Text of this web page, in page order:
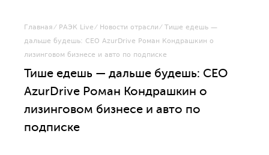
Главная РАЭК Live Новости отрасли
Тише едешь —
дальше будешь: CEO AzurDrive Роман Кондрашкин о
лизинговом бизнесе и авто по подписке
Тише едешь — дальше будешь: CEO
AzurDrive Роман Кондрашкин о
лизинговом бизнесе и авто по
подписке